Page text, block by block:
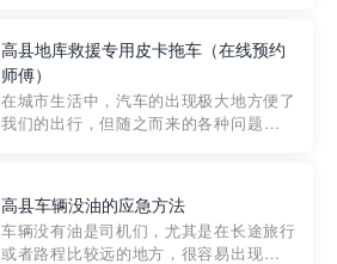
路救援拖车的收费标准是由当地交通管理
部门制定的。起步价通...
高县地库救援专用皮卡拖车（在线预约
师傅）
在城市生活中，汽车的出现极大地方便了
我们的出行，但随之而来的各种问题也让
紧急情况下，我们需要一种高效可靠的救
援方式。而这时，地库救援专...
高县车辆没油的应急方法
车辆没有油是司机们，尤其是在长途旅行
或者路程比较远的地方，很容易出现这种